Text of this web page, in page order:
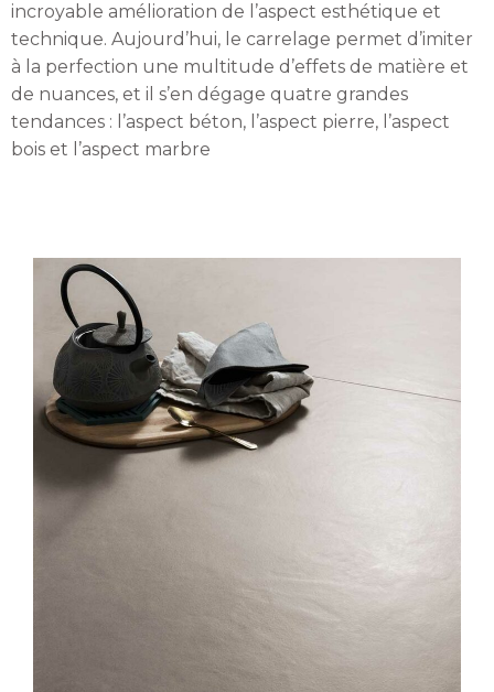
incroyable amélioration de l’aspect esthétique et
technique. Aujourd’hui, le carrelage permet d’imiter
à la perfection une multitude d’effets de matière et
de nuances, et il s’en dégage quatre grandes
tendances : l’aspect béton, l’aspect pierre, l’aspect
bois et l’aspect marbre